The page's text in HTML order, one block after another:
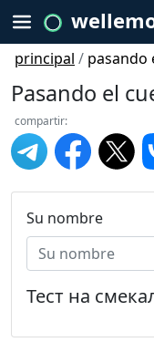
principal / pasando
Pasando el
compartir:
Su nombre
Тест на